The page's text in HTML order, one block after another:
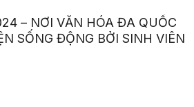
– NƠI VĂN HÓA ĐA QUỐC
SỐNG ĐỘNG BỞI SINH VIÊN